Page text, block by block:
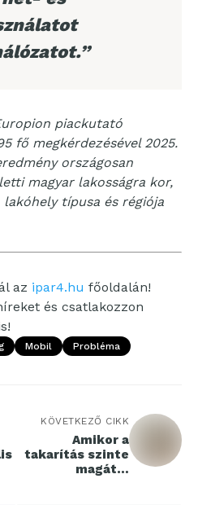
piackutató
fő megkérdezésével 2025.
országosan
magyar lakosságra kor,
típusa és régiója
az ipar4.hu főoldalán!
és csatlakozzon
Mobil Probléma
KÖVETKEZŐ CIKK
Amikor a
takarítás szinte
magától